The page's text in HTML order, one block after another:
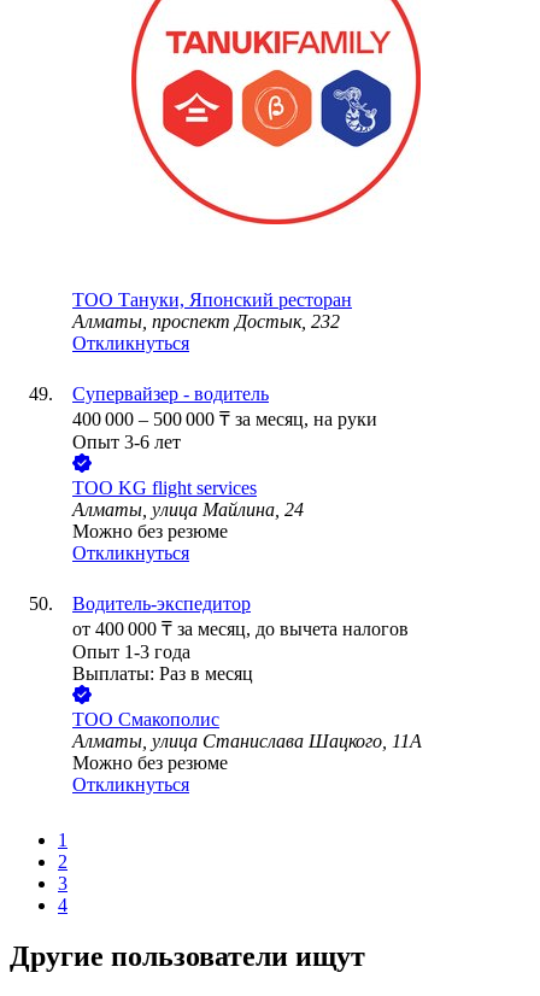
ТОО Тануки, Японский ресторан
Алматы, проспект Достык, 232
Откликнуться
Супервайзер - водитель
400 000 – 500 000 ₸ за месяц, на руки
Опыт 3-6 лет
ТОО KG flight services
Алматы, улица Майлина, 24
Можно без резюме
Откликнуться
Водитель-экспедитор
от 400 000 ₸ за месяц, до вычета налогов
Опыт 1-3 года
Выплаты: Раз в месяц
ТОО Смакополис
Алматы, улица Станислава Шацкого, 11А
Можно без резюме
Откликнуться
1
2
3
4
Другие пользователи ищут